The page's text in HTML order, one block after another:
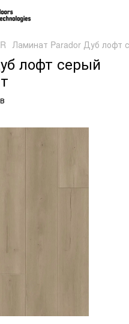
Ламинат Parador Дуб лофт
лофт серый